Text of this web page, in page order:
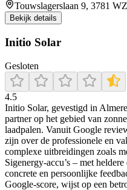
Touwslagerslaan 9, 3781
Bekijk details
Initio Solar
Gesloten
4.5
Initio Solar, gevestigd in
partner op het gebied van
laadpalen. Vanuit Google
zijn over de professionele en
complexe uitbreidingen zoals
Sigenergy-accu’s – met
concrete en persoonlijke
Google-score, wijst op een